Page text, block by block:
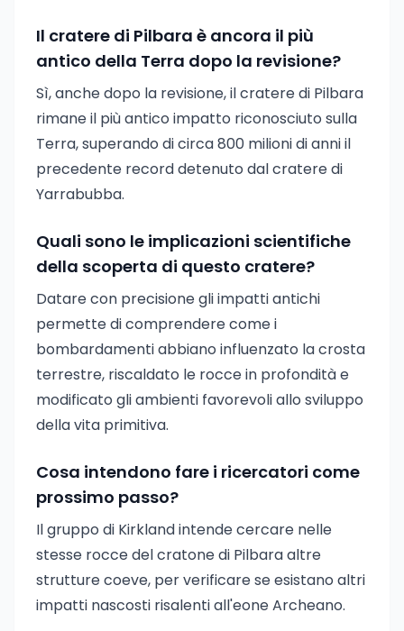
Il cratere di Pilbara è ancora il più
antico della Terra dopo la revisione?
Sì, anche dopo la revisione, il cratere di Pilbara
rimane il più antico impatto riconosciuto sulla
Terra, superando di circa 800 milioni di anni il
precedente record detenuto dal cratere di
Yarrabubba.
Quali sono le implicazioni scientifiche
della scoperta di questo cratere?
Datare con precisione gli impatti antichi
permette di comprendere come i
bombardamenti abbiano influenzato la crosta
terrestre, riscaldato le rocce in profondità e
modificato gli ambienti favorevoli allo sviluppo
della vita primitiva.
Cosa intendono fare i ricercatori come
prossimo passo?
Il gruppo di Kirkland intende cercare nelle
stesse rocce del cratone di Pilbara altre
strutture coeve, per verificare se esistano altri
impatti nascosti risalenti all'eone Archeano.